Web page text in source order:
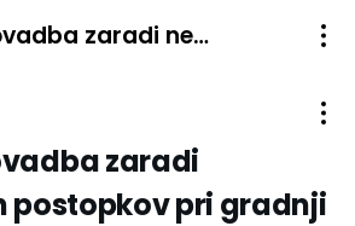
Kazenska ovadba zaradi nezakonitih postopkov pri gradnji kanala C0 zoper župana MOL, Zorana Jankoviča in njegove pomagače
zaradi
postopkov pri gradnji